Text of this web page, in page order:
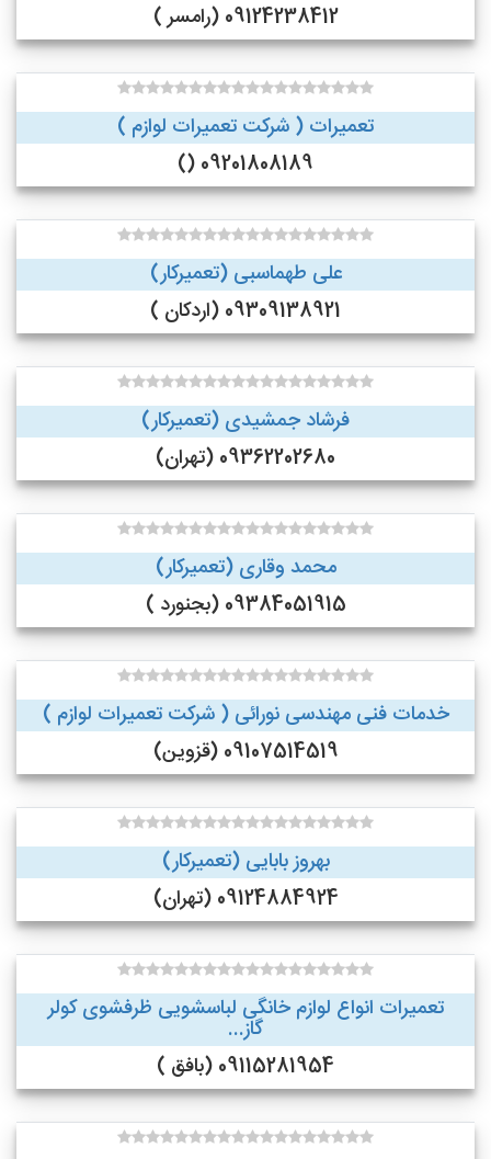
09124238412 (رامسر )
تعمیرات ( شرکت تعمیرات لوازم )
09201808189 ()
علی طهماسبی (تعمیرکار)
09309138921 (اردکان )
فرشاد جمشیدی (تعمیرکار)
09362202680 (تهران)
محمد وقاری (تعمیرکار)
09384051915 (بجنورد )
خدمات فنی مهندسی نورائی ( شرکت تعمیرات لوازم )
09107514519 (قزوین)
بهروز بابایی (تعمیرکار)
09124884924 (تهران)
تعمیرات انواع لوازم خانگی لباسشویی ظرفشوی کولر
گاز...
09115281954 (بافق )